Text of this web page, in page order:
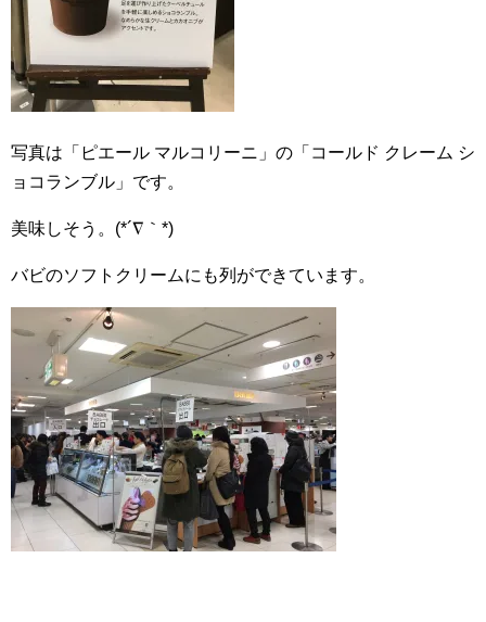
写真は「ピエール マルコリーニ」の「コールド クレーム シ
ョコランブル」です。
美味しそう。(*´∇｀*)
バビのソフトクリームにも列ができています。